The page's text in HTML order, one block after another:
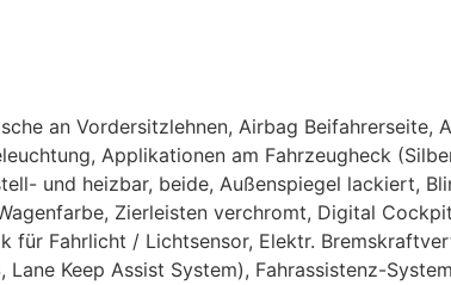
an Vordersitzlehnen, Airbag Beifahrerseite,
Applikationen am Fahrzeugheck
und heizbar, beide, Außenspiegel lackiert,
Zierleisten verchromt, Digital
für Fahrlicht / Lichtsensor, Elektr.
Lane Keep Assist System), Fahrassistenz-